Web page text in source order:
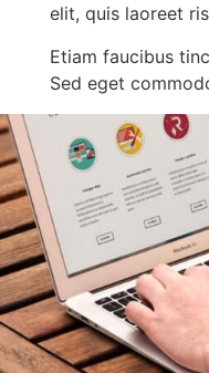
elit, quis laoreet
Etiam faucibus
Sed eget